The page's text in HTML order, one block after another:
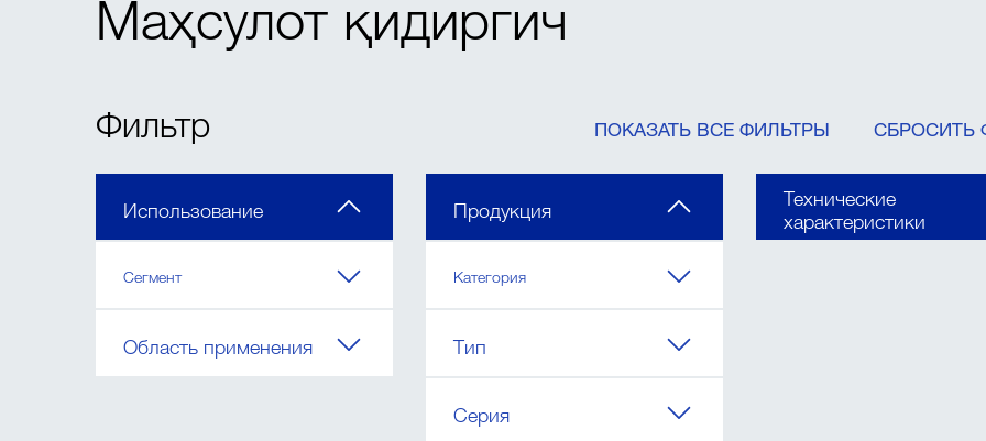
Фильтр ПОКАЗАТЬ ВСЕ ФИЛЬТРЫ СБРОСИТЬ
Использование
Сегмент
Область применения
Продукция
Категория
Тип
Серия
Технические
характеристики